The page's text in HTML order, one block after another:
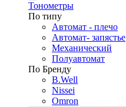
Тонометры
По типу
Автомат - плечо
Автомат- запястье
Механический
Полуавтомат
По Бренду
B.Well
Nissei
Omron